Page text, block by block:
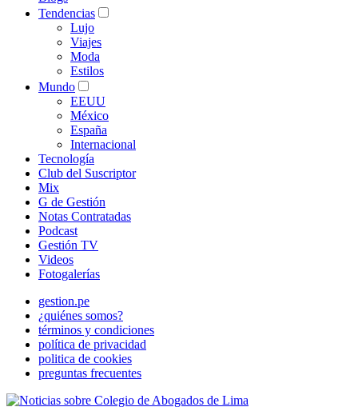
Tendencias
Lujo
Viajes
Moda
Estilos
Mundo
EEUU
México
España
Internacional
Tecnología
Club del Suscriptor
Mix
G de Gestión
Notas Contratadas
Podcast
Gestión TV
Videos
Fotogalerías
gestion.pe
¿quiénes somos?
términos y condiciones
política de privacidad
politica de cookies
preguntas frecuentes